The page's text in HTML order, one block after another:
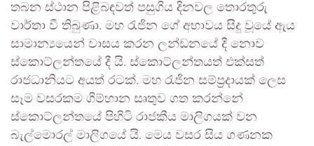
තබන ස්ථාන පිළිබඳවත් පසුගිය දිනවල තොරතුරු
වාර්තා වී තිබුණා. මහ රැජින ගේ අභාවය සිදු වූයේ ඇය
සාමාන්‍යයෙන් වාසය කරන ලන්ඩනයේ දී නොව
ස්කොට්ලන්තයේ දී යි. ස්කොට්ලන්තයත් එක්සත්
රාජධානියට අයත් රටක්. මහ රැජින සම්ප්‍රදායක් ලෙස
සෑම වසරකම ගිම්හාන සෘතුව ගත කරන්නේ
ස්කොට්ලන්තයේ පිහිටි රාජකීය මාලිගයක් වන
බැල්මොරල් මාලිගයේ යි. මෙය වසර සිය ගණනක